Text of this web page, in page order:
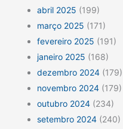
abril 2025 (199)
março 2025 (171)
fevereiro 2025 (191)
janeiro 2025 (168)
dezembro 2024 (179)
novembro 2024 (179)
outubro 2024 (234)
setembro 2024 (240)